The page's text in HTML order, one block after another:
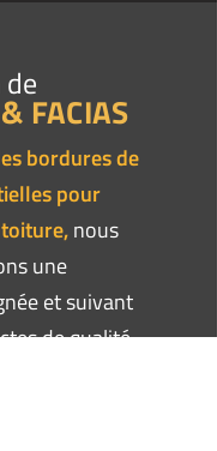
FACIAS
bordures de
pour
nous
une
et suivant
de qualité.